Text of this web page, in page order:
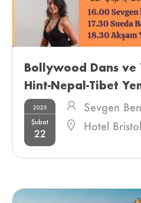
Bollywood Dans
Hint-Nepal-Tibet
2025
Şubat
22
Sevgen
Banu Yıldız
Hotel